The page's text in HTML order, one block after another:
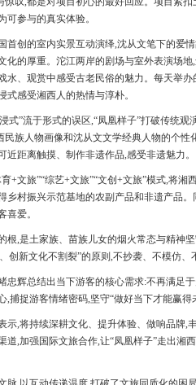
可参与的真实体验。
首创的室内实景互动演绎,沈从文笔下的爱
化的厚重。沱江两岸的剧场与室外表演场
水、观赏中感受古老民俗的魅力。每天举
式感受湘西人的热情与淳朴。
式”流于形式的误区,“凤凰样子”打破传统
民族人物画像和沈从文文学经典人物的个
近距离触摸、制作非遗作品,感受非遗魅力。
+文旅”“综艺+文旅”“文创+文旅”模式,将
乡村振兴示范基地的农副产品和非遗产品
喜爱。
根,是土家族、苗族儿女的烟火常态与精神
创新文化不割裂”的原则,不抄袭、不模仿、
忠辉总结出当下游客的核心需求:不再满足
,捕捉游客情绪密码,坚守“做好当下才能赢得
示,将持续深耕文化、提升体验、做响品牌,
道,加强国际文旅合作,让“凤凰样子”走出